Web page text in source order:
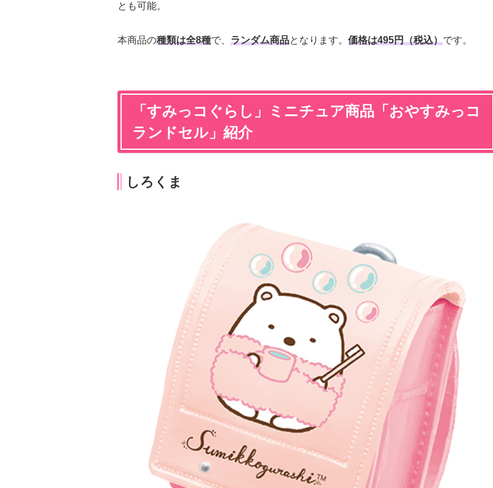
とも可能。
本商品の種類は全8種で、 ランダム商品となります。 価格は495円（税込）です。
「すみっコぐらし」ミニチュア商品「おやすみっコ
ランドセル」紹介
しろくま